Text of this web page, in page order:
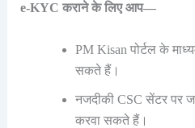
e-KYC कराने के लिए आप—
PM Kisan पोर्टल के
सकते हैं।
नजदीकी CSC सेंटर पर
करवा सकते हैं।